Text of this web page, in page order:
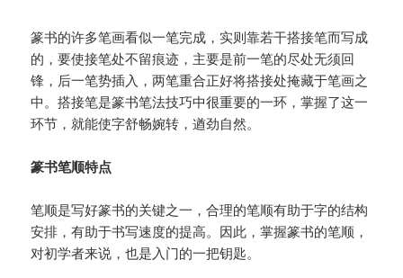
篆书的许多笔画看似一笔完成，实则靠若干搭接笔而写成
的，要使接笔处不留痕迹，主要是前一笔的尽处无须回
锋，后一笔势插入，两笔重合正好将搭接处掩藏于笔画之
中。搭接笔是篆书笔法技巧中很重要的一环，掌握了这一
环节，就能使字舒畅婉转，遒劲自然。
篆书笔顺特点
笔顺是写好篆书的关键之一，合理的笔顺有助于字的结构
安排，有助于书写速度的提高。因此，掌握篆书的笔顺，
对初学者来说，也是入门的一把钥匙。